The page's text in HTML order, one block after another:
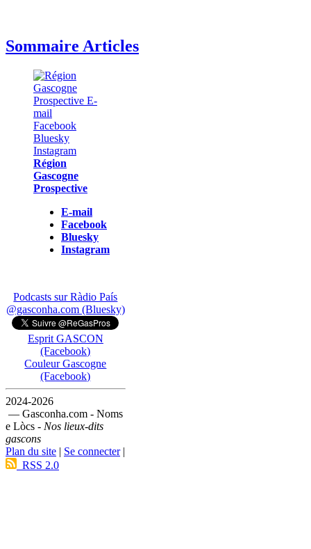
Sommaire Articles
Région
Gascogne
Prospective
E-mail
Facebook
Bluesky
Instagram
Podcasts sur Ràdio País
@gasconha.com (Bluesky)
Esprit GASCON
(Facebook)
Couleur Gascogne
(Facebook)
2024-2026
— Gasconha.com - Noms
e Lòcs - Nos lieux-dits
gascons
Plan du site | Se connecter|
RSS 2.0